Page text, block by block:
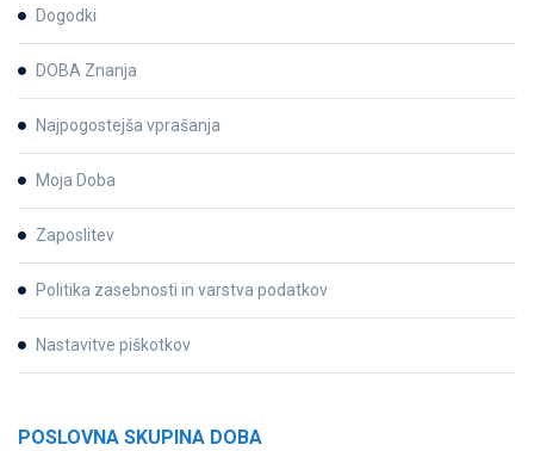
Dogodki
DOBA Znanja
Najpogostejša vprašanja
Moja Doba
Zaposlitev
Politika zasebnosti in varstva podatkov
Nastavitve piškotkov
POSLOVNA SKUPINA DOBA